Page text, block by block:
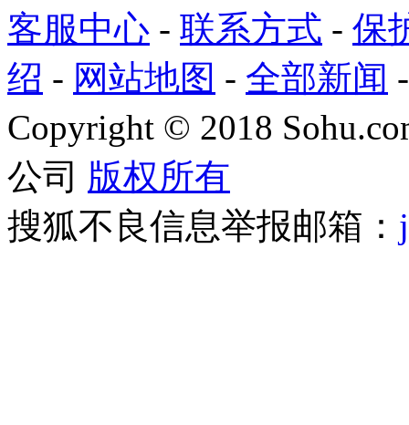
客服中心 - 联系方式 - 保
绍 - 网站地图 - 全部新闻
Copyright © 2018
公司 版权所有
搜狐不良信息举报邮箱：